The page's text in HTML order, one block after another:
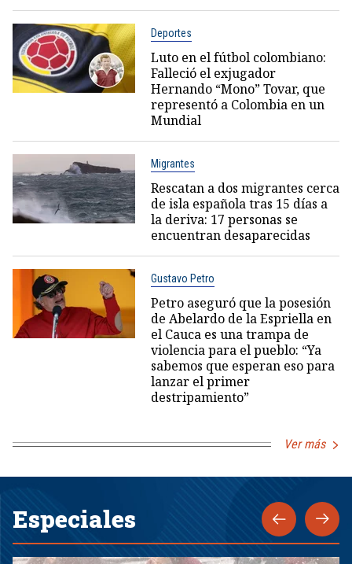
Deportes
Luto en el fútbol colombiano:
Falleció el exjugador
Hernando “Mono” Tovar, que
representó a Colombia en un
Mundial
Migrantes
Rescatan a dos migrantes cerca
de isla española tras 15 días a
la deriva: 17 personas se
encuentran desaparecidas
Gustavo Petro
Petro aseguró que la posesión
de Abelardo de la Espriella en
el Cauca es una trampa de
violencia para el pueblo: “Ya
sabemos que esperan eso para
lanzar el primer
destripamiento”
Ver más
Especiales